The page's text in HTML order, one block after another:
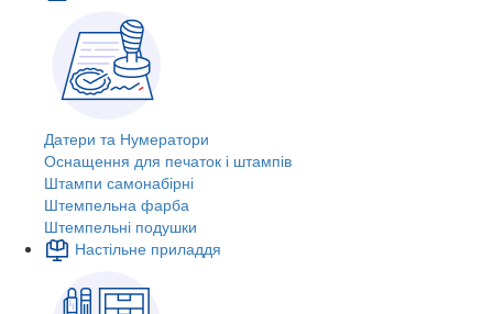
Датери та Нумератори
Оснащення для печаток і штампів
Штампи самонабірні
Штемпельна фарба
Штемпельні подушки
Настільне приладдя